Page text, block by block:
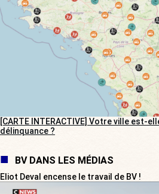
[CARTE INTERACTIVE] Votre ville est-
délinquance ?
BV DANS LES MÉDIAS
Eliot Deval encense le travail de BV !